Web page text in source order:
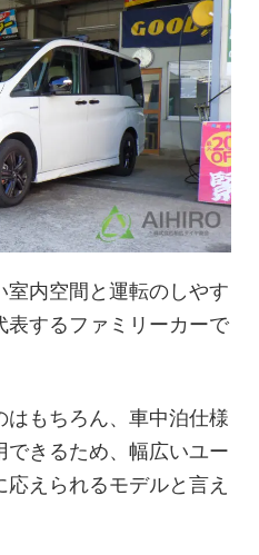
室内空間と運転のしやす
表するファミリーカーで
もちろん、車中泊仕様
きるため、幅広いユー
えられるモデルと言え